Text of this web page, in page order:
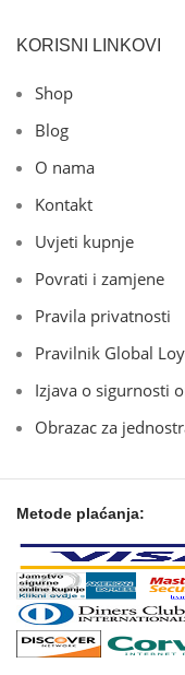
KORISNI LINKOVI
Shop
Blog
O nama
Kontakt
Uvjeti kupnje
Povrati i zamjene
Pravila privatnosti
Pravilnik Global
Izjava o sigurnosti
Obrazac za
Metode plaćanja: